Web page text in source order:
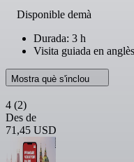
Disponible demà
Durada: 3 h
Visita guiada en anglès
Mostra què s'inclou
4 (2)
Des de
71,45 USD